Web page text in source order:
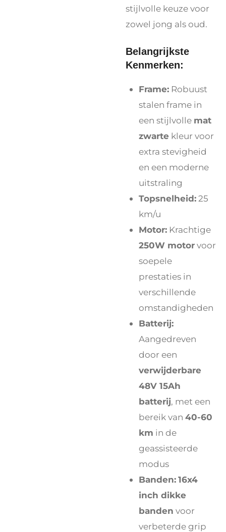
stijlvolle keuze voor
zowel jong als oud.
Belangrijkste
Kenmerken:
Frame: Robuust
stalen frame in
een stijlvolle mat
zwarte kleur voor
extra stevigheid
en een moderne
uitstraling
Topsnelheid:25
km/u
Motor: Krachtige
250W motorvoor
soepele
prestaties in
verschillende
omstandigheden
Batterij:
Aangedreven
door een
verwijderbare
48V 15Ah
batterij, met een
bereik van 40-60
km in de
geassisteerde
modus
Banden:16x4
inch dikke
banden voor
verbeterde grip